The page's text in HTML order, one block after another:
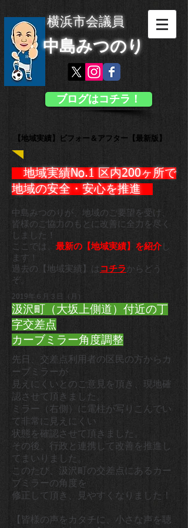
横浜市会議員
中島みつのり
ブログはコチラ！
【地域実績】ビフォー＆アフター【最新版】
地域実績No.1 区内200ヶ所で
地域の安全・安心を推進 ​
中島みつのりが、地域のご要望を受け、
皆様のご協力のもとに改善に全力を尽く
しました！
ここでは、 最新の【地域実績】を紹介し
ます！
過去の【地域実績】は コチラからどう
ぞ。
2019年６月３日（月）
汲沢町（大坂上側道）付近の丁
字交差点
カーブミラー角度調整
先日、交差点利用者の区民の方からカ
ーブミラーが
見えにくいとのご意見を頂き、現地確
認させて頂きました。
ミラー（右側）に電柱が写りこんでい
て非常に見えにくい
状態を確認させて頂きました。
その後、行政と連携して改善を推進し
てまいりました。
このたび、汲沢町の交差点にあるカー
ブミラーの角度を
修正して頂き、見やすくなりました！
【皆様の声をカタチに、小さな声を聴